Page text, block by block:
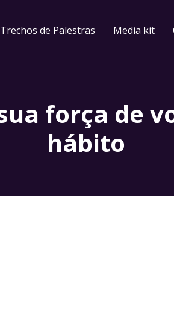
Trechos de Palestras Media kit
força de
hábito